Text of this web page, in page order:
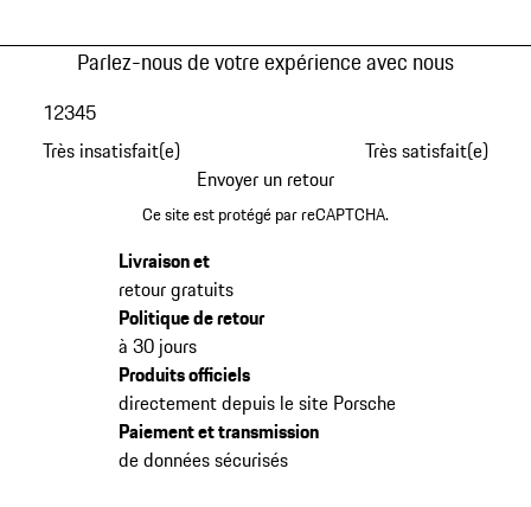
Parlez-nous de votre expérience avec nous
Très insatisfait(e)
12345
Très satisfait(e)
Envoyer un retour
Ce site est protégé par reCAPTCHA.
Livraison et
retour gratuits
Politique de retour
à 30 jours
Produits officiels
directement depuis le site Porsche
Paiement et transmission
de données sécurisés